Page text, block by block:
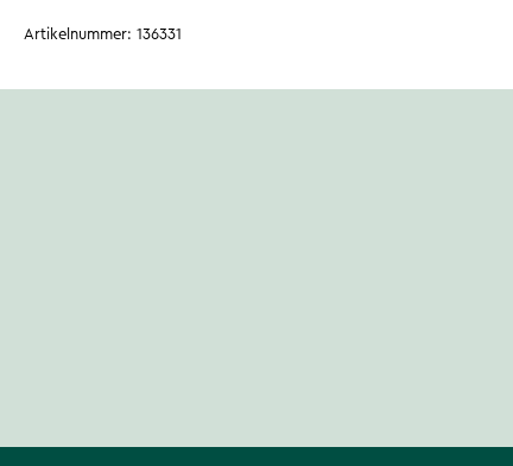
Artikelnummer: 136331